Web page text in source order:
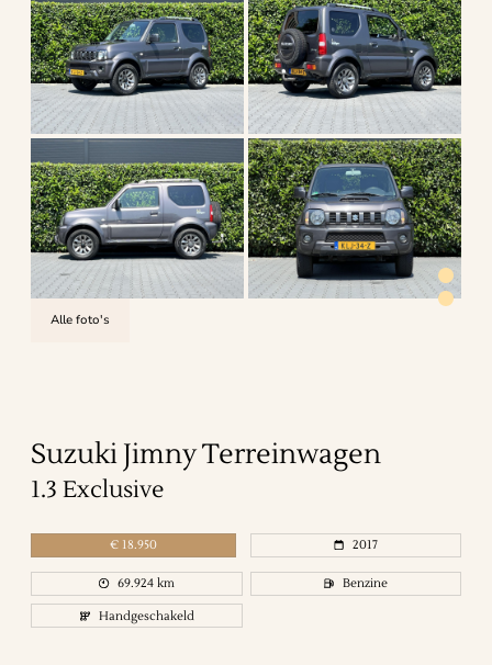
Alle foto's
SuzukiJimnyTerreinwagen
1.3 Exclusive
€ 18.950 2017
69.924 km
Benzine
Handgeschakeld